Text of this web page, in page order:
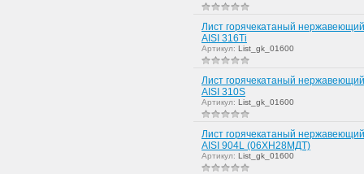
Лист горячекатаный
AISI 316Ti
Артикул: List_gk_01600
Лист горячекатаный
AISI 310S
Артикул: List_gk_01600
Лист горячекатаный
AISI 904L (06ХН28МДТ)
Артикул: List_gk_01600